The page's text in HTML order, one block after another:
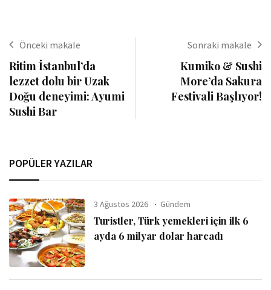
Önceki makale
Ritim İstanbul’da
lezzet dolu bir Uzak
Doğu deneyimi: Ayumi
Sushi Bar
Sonraki makale
Kumiko & Sushi
More’da Sakura
Festivali Başlıyor!
POPÜLER YAZILAR
3 Ağustos 2026 Gündem
Turistler, Türk yemekleri için ilk 6
ayda 6 milyar dolar harcadı